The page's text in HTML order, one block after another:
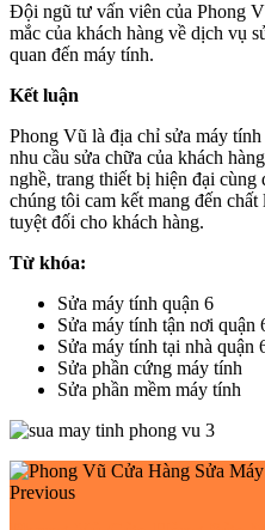
Đội ngũ tư vấn viên của Phong
mắc của khách hàng về dịch vụ
quan đến máy tính.
Kết luận
Phong Vũ là địa chỉ sửa máy
nhu cầu sửa chữa của khách
nghề, trang thiết bị hiện đại
chúng tôi cam kết mang đến
tuyệt đối cho khách hàng.
Từ khóa:
Sửa máy tính quận 6
Sửa máy tính tận nơi quận
Sửa máy tính tại nhà quận
Sửa phần cứng máy tính
Sửa phần mềm máy tính
Previous